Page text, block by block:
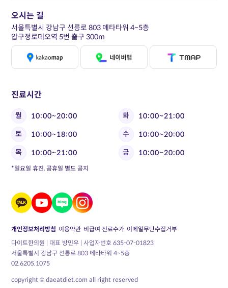
진료시간
월 10:00~20:00 화
10:00~21:00
토
10:00~18:00 수
10:00~20:00
목
10:00~21:00 금 10:00~20:00
*일요일 휴진, 공휴일 별도 공지
오시는 길
서울특별시 강남구 선릉로 803 메타타워 4~5층
압구정로데오역 5번 출구 300m
개인정보처리방침 이용약관 비급여 진료수가 이메일무단수집거부
다이트한의원 | 대표 방민우 | 사업자번호 635-07-01823
서울특별시 강남구 선릉로 803 메타타워 4~5층
02.6205.1075
copyright © daeatdiet.com all right reserved